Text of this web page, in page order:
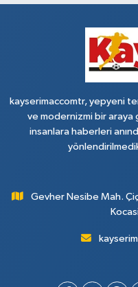
kayserimaccomtr, yepyeni
ve modernizmi bir araya
insanlara haberleri
Gevher Nesibe Mah.